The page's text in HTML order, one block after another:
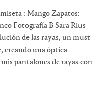
: Mango Zapatos:
Fotografía B Sara Rius
de las rayas, un must
creando una óptica
pantalones de rayas con